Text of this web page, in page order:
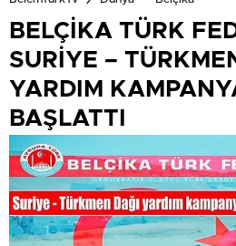
BELÇİKA TÜRK
SURİYE –
YARDIM
BAŞLATTI